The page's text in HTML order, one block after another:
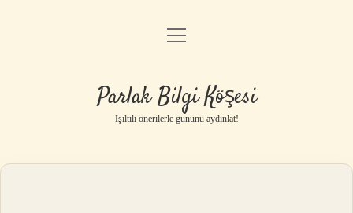
Anasayfa
Yasal Uyarı
menüyü
Parlak Bilgi Köşesi
Işıltılı önerilerle gününü aydınlat!